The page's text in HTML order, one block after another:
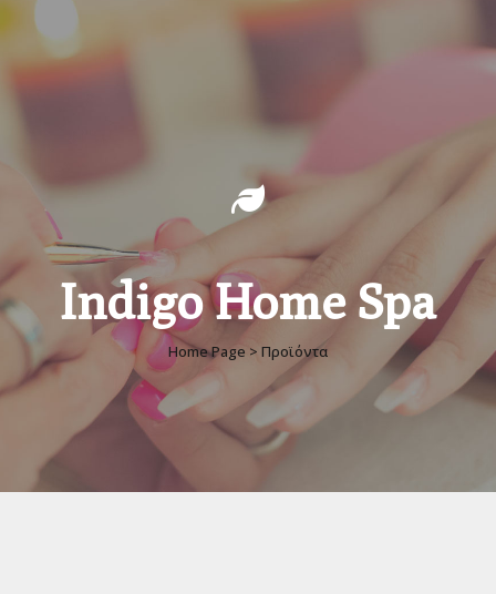
Indigo Home Spa
Home Page > Προϊόντα